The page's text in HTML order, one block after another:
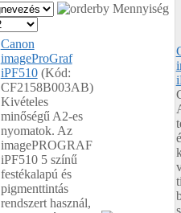
Mennyiség
Canon
imageProGraf
iPF510 (Kód:
CF2158B003AB)
Kivételes
minőségű A2-es
nyomatok. Az
imagePROGRAF
iPF510 5 színű
festékalapú és
pigmenttintás
rendszert használ,